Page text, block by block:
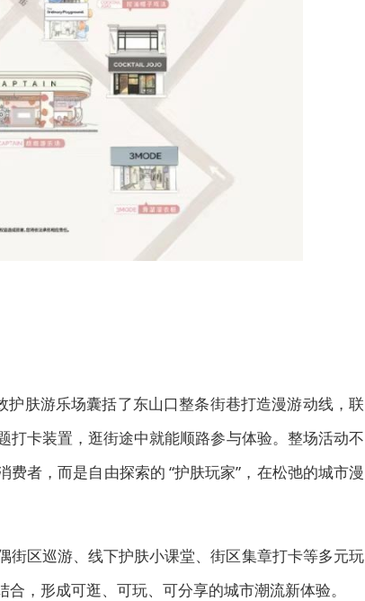
肤游乐场囊括了东山口整条街巷打造漫游动线，联
卡装置，逛街途中就能顺路参与体验。整场活动不
者，而是自由探索的 “护肤玩家”，在松弛的城市漫
区巡游、线下护肤小课堂、街区集章打卡等多元玩
，形成可逛、可玩、可分享的城市潮流新体验。